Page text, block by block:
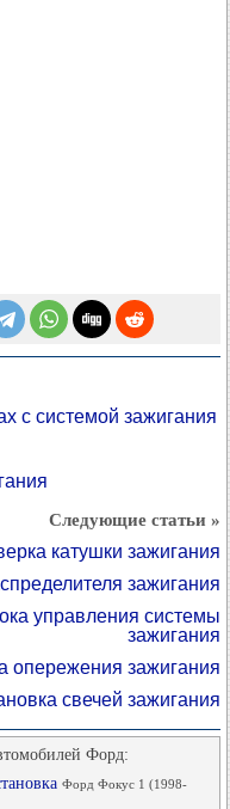
с системой зажигания
Следующие статьи »
катушки зажигания
зажигания
управления системы
зажигания
опережения зажигания
свечей зажигания
Форд:
Форд Фокус 1 (1998-